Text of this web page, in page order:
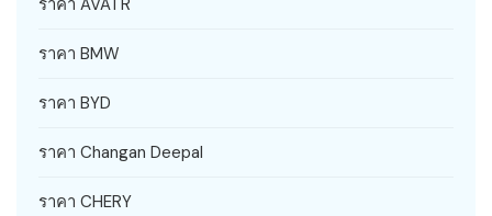
ราคา AVATR
ราคา BMW
ราคา BYD
ราคา Changan Deepal
ราคา CHERY